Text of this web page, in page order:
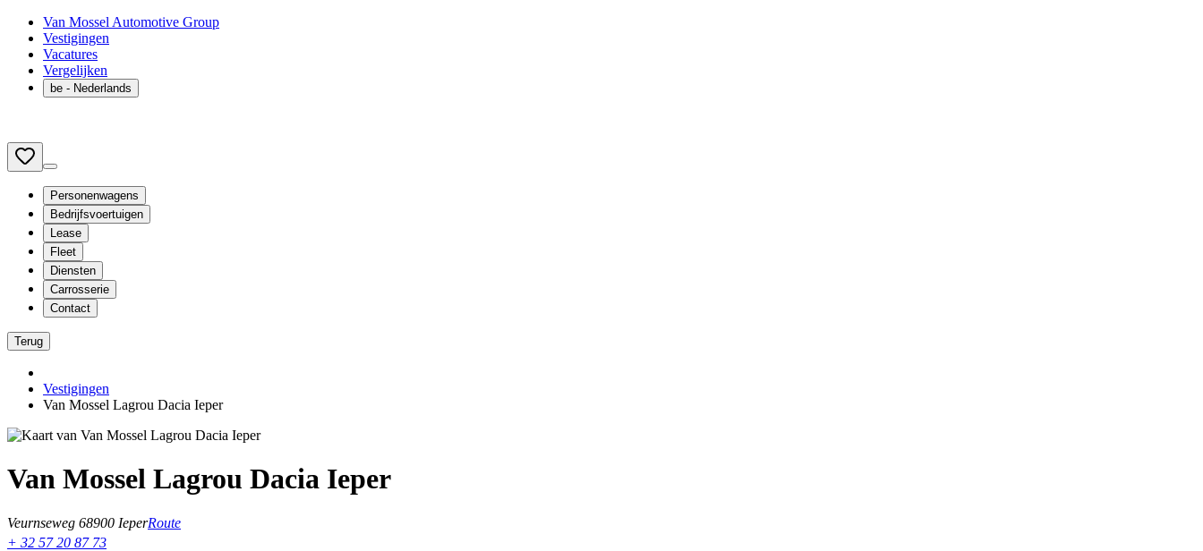
Van Mossel Automotive Group
Vestigingen
Vacatures
Vergelijken
be - Nederlands
Personenwagens
Bedrijfsvoertuigen
Lease
Fleet
Diensten
Carrosserie
Contact
Terug
Vestigingen
Van Mossel Lagrou Dacia Ieper
Van Mossel Lagrou Dacia Ieper
Veurnseweg 68900 IeperRoute
+ 32 57 20 87 73